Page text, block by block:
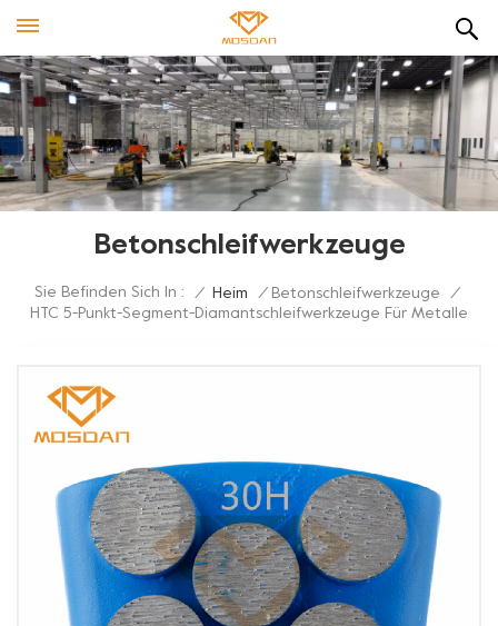
Betonschleifwerkzeuge
Sie Befinden Sich In : / Heim / Betonschleifwerkzeuge
/
HTC 5-Punkt-Segment-Diamantschleifwerkzeuge Für Metalle